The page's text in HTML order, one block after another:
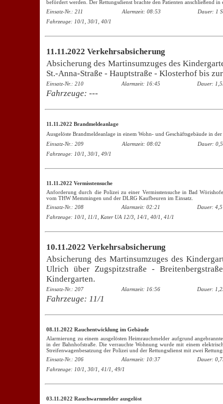
befördert werden. Der Rettungsdienst brachte den Patienten anschließend
Einsatz-Nr.: 211
Alarmzeit: 08:53
Dauer: 1
Fahrzeuge: 10/1, 30/1, 40/1
11.11.2022 Verkehrsabsicherung
Absicherung des Martinsumzuges des
St.-Anna-Straße - Hauptstraße - Klosterhof bis
Einsatz-Nr.: 210 Alarmzeit: 16:45 Dauer:
Fahrzeuge: ---
11.11.2022 Brandmeldeanlage
Ausgelöste Brandmeldeanlage in einem Wohn- und Geschäftsgebäude in
Einsatz-Nr.: 209
Alarmzeit: 08:02
Dauer:
Fahrzeuge: 10/1, 30/1, 49/1
11.11.2022 Vermisstensuche
Anforderung durch die Polizei zu einer Vermisstensuche in Bad
vom THW Memmingen und der DLRG Kaufbeuren im Einsatz.
Einsatz-Nr.: 208
Alarmzeit: 02:21
Dauer:
Fahrzeuge: 10/1, 11/1, Kater UA 12/3, 14/1, 40/1, 41/1
10.11.2022 Verkehrsabsicherung
Absicherung des Martinsumzuges des
Ulrich über Zugspitzstraße -
Kindergarten.
Einsatz-Nr.: 207 Alarmzeit: 16:56 Dauer:
Fahrzeuge: 11/1
08.11.2022 Rauchentwicklung im Gebäude
Alarmierung zu einem ausgelösten Heimrauchmelder aufgrund
in der Bahnhofstraße. Die verrauchte Wohnung wurde mit einem
Streifenwagenbesatzung der Polizei und der Rettungsdienst mit zwei
Einsatz-Nr.: 206
Alarmzeit: 10:37
Dauer:
Fahrzeuge: 10/1, 30/1, 41/1, 49/1
03.11.2022 Rauchwarnmelder ausgelöst